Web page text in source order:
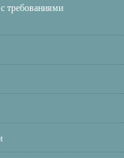
требованиями